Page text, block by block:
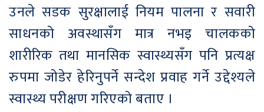
उनले सडक सुरक्षालाई नियम पालना र सवारी
साधनको अवस्थासँग मात्र नभइ चालकको
शारीरिक तथा मानसिक स्वास्थ्यसँग पनि प्रत्यक्ष
रुपमा जोडेर हेरिनुपर्ने सन्देश प्रवाह गर्ने उद्देश्यले
स्वास्थ्य परीक्षण गरिएको बताए ।